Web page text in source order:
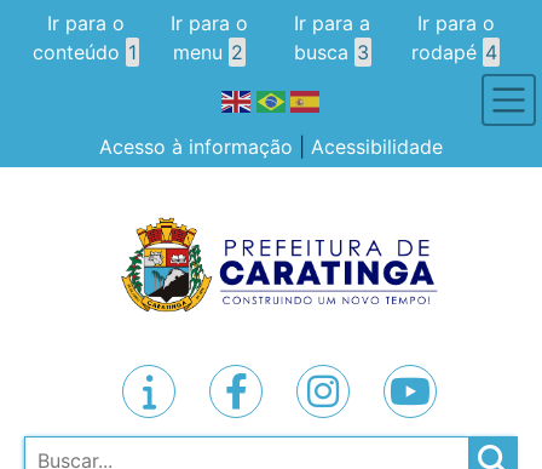
Ir para o
conteúdo 1
Ir para o
menu 2
Ir para a
busca 3
Ir para o
rodapé 4
Acesso à informação Acessibilidade
Pesquisar